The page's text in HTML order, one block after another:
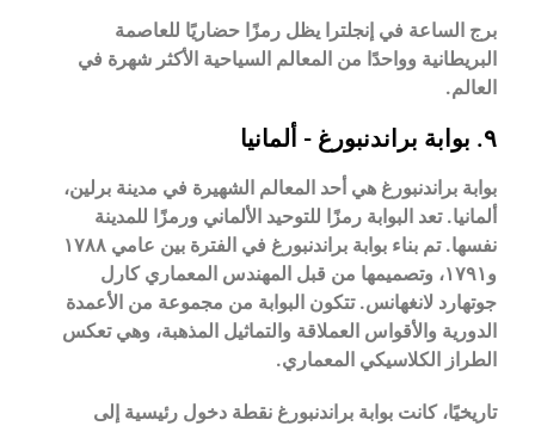
برج الساعة في إنجلترا يظل رمزًا حضاريًا للعاصمة
البريطانية وواحدًا من المعالم السياحية الأكثر شهرة في
العالم.
٩. بوابة براندنبورغ - ألمانيا
بوابة براندنبورغ هي أحد المعالم الشهيرة في مدينة برلين،
ألمانيا. تعد البوابة رمزًا للتوحيد الألماني ورمزًا للمدينة
نفسها. تم بناء بوابة براندنبورغ في الفترة بين عامي ١٧٨٨
و١٧٩١، وتصميمها من قبل المهندس المعماري كارل
جوتهارد لانغهانس. تتكون البوابة من مجموعة من الأعمدة
الدورية والأقواس العملاقة والتماثيل المذهبة، وهي تعكس
الطراز الكلاسيكي المعماري.
تاريخيًا، كانت بوابة براندنبورغ نقطة دخول رئيسية إلى